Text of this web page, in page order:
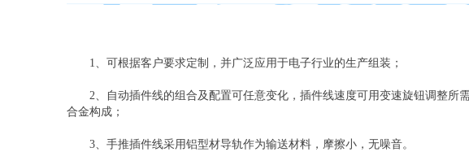
1、可根据客户要求定制，并广泛应用于电子行业的生产组装；
2、自动插件线的组合及配置可任意变化，插件线速度可用变速旋钮调整所
合金构成；
3、手推插件线采用铝型材导轨作为输送材料，摩擦小，无噪音。